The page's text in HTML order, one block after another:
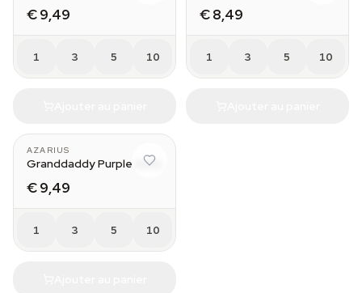
€ 9,49
1 3 5 10
€ 8,49
1 3 5 10
AZARIUS
Granddaddy Purple Auto
€ 9,49
1 3 5 10